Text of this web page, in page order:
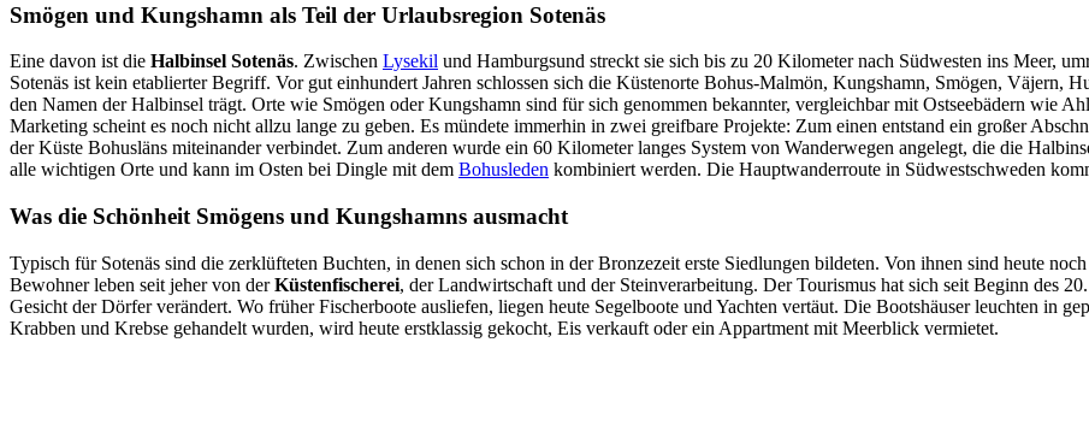
Smögen und Kungshamn als Teil der Urlaubsregion Sotenäs
Eine davon ist die Halbinsel Sotenäs. Zwischen Lysekil und Hamburgsund streckt sie sich bis zu 20 Kilometer nach Südwesten ins Meer,
Sotenäs ist kein etablierter Begriff. Vor gut einhundert Jahren schlossen sich die Küstenorte Bohus-Malmön, Kungshamn, Smögen, Väjern,
den Namen der Halbinsel trägt. Orte wie Smögen oder Kungshamn sind für sich genommen bekannter, vergleichbar mit Ostseebädern wie
Marketing scheint es noch nicht allzu lange zu geben. Es mündete immerhin in zwei greifbare Projekte: Zum einen entstand ein großer
der Küste Bohusläns miteinander verbindet. Zum anderen wurde ein 60 Kilometer langes System von Wanderwegen angelegt, die die
alle wichtigen Orte und kann im Osten bei Dingle mit dem Bohusleden kombiniert werden. Die Hauptwanderroute in Südwestschweden
Was die Schönheit Smögens und Kungshamns ausmacht
Typisch für Sotenäs sind die zerklüfteten Buchten, in denen sich schon in der Bronzezeit erste Siedlungen bildeten. Von ihnen sind heute
Bewohner leben seit jeher von derKüstenfischerei, der Landwirtschaft und der Steinverarbeitung. Der Tourismus hat sich seit Beginn des
Gesicht der Dörfer verändert. Wo früher Fischerboote ausliefen, liegen heute Segelboote und Yachten vertäut. Die Bootshäuser leuchten in
Krabben und Krebse gehandelt wurden, wird heute erstklassig gekocht, Eis verkauft oder ein Appartment mit Meerblick vermietet.